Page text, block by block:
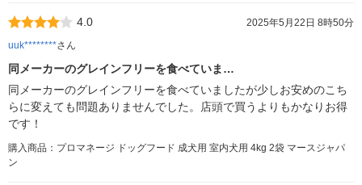
4.0
2025年5月22日 8時50分
uuk********さん
同メーカーのグレインフリーを食べていま…
同メーカーのグレインフリーを食べていましたが少しお安めのこち
らに変えても問題ありませんでした。店頭で買うよりもかなりお得
です！
購入商品：プロマネージ ドッグフード 成犬用 室内犬用 4kg 2袋 マースジャパ
ン